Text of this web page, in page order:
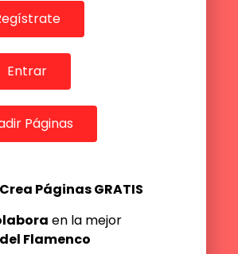
Entrar
Páginas
Crea Páginas GRATIS
en la mejor
Flamenco